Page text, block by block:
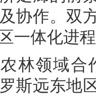
协作。双
一体化进
林领域合
斯远东地